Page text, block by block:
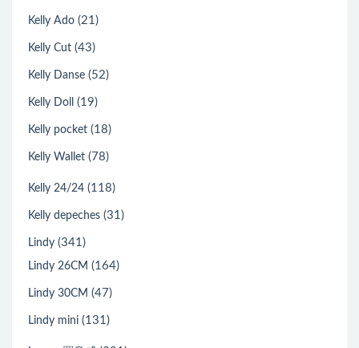
Kelly Ado (21)
Kelly Cut (43)
Kelly Danse (52)
Kelly Doll (19)
Kelly pocket (18)
Kelly Wallet (78)
Kelly 24/24 (118)
Kelly depeches (31)
Lindy (341)
Lindy 26CM (164)
Lindy 30CM (47)
Lindy mini (131)